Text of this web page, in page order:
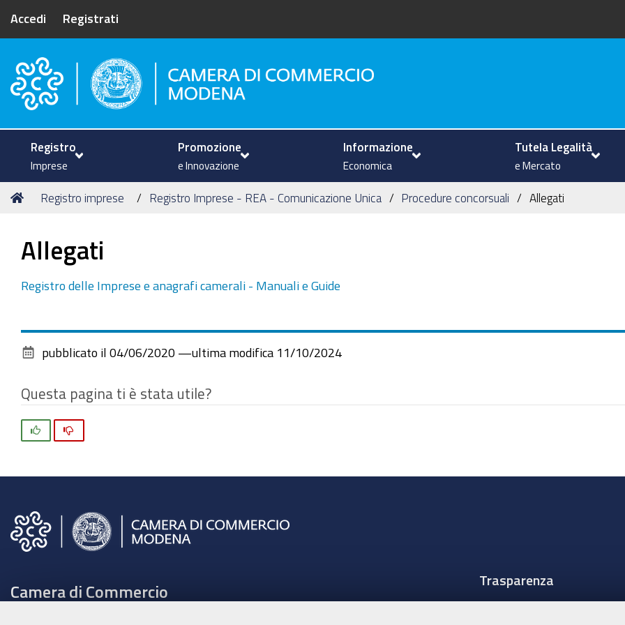
Accedi Registrati
Camera di Commercio di Modena
Registro
Imprese
Promozione
e Innovazione
Informazione
Economica
Tutela Legalità
e Mercato
Tu
Home
Registro imprese Registro Imprese - REA - Comunicazione Unica Procedure concorsuali Allegati
Allegati
Registro delle Imprese e anagrafi camerali - Manuali e Guide
pubblicato il 04/06/2020 —ultima modifica 11/10/2024
Questa pagina ti è stata utile?
Camera di Commercio
Trasparenza